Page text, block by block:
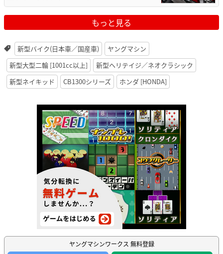
もっと見る
新型バイク(日本車／国産車)
ヤングマシン
新型大型二輪 [1001cc以上]
新型ヘリテイジ／ネオクラシック
新型ネイキッド
CB1300シリーズ ホンダ [HONDA]
ヤングマシンワークス 無料登録